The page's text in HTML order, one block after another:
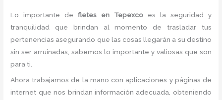
Lo importante defletes en Tepexco es la seguridad y
tranquilidad que brindan al momento de trasladar tus
pertenencias asegurando que las cosas llegarán a su destino
sin ser arruinadas, sabemos lo importante y valiosas que son
para ti.
Ahora trabajamos de la mano con aplicaciones y páginas de
internet que nos brindan información adecuada, obteniendo